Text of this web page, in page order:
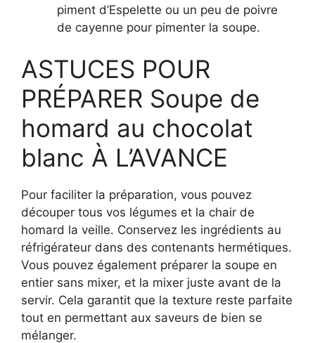
piment d’Espelette ou un peu de poivre
de cayenne pour pimenter la soupe.
ASTUCES POUR
PRÉPARER Soupe de
homard au chocolat
blanc À L’AVANCE
Pour faciliter la préparation, vous pouvez
découper tous vos légumes et la chair de
homard la veille. Conservez les ingrédients au
réfrigérateur dans des contenants hermétiques.
Vous pouvez également préparer la soupe en
entier sans mixer, et la mixer juste avant de la
servir. Cela garantit que la texture reste parfaite
tout en permettant aux saveurs de bien se
mélanger.